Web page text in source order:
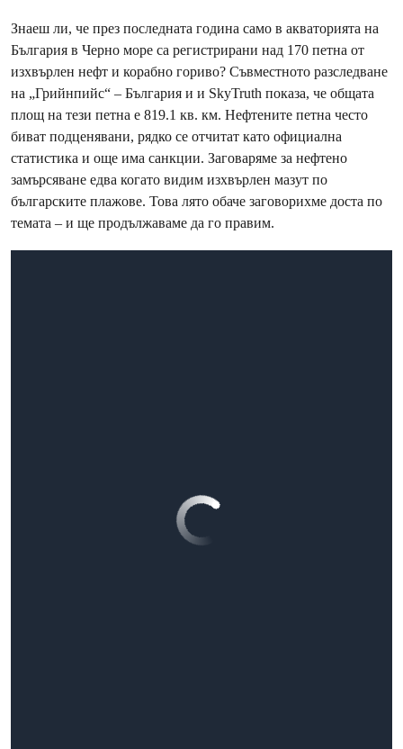
Знаеш ли, че през последната година само в акваторията на
България в Черно море са регистрирани над 170 петна от
изхвърлен нефт и корабно гориво? Съвместното разследване
на „Грийнпийс“ – България и и SkyTruth показа, че общата
площ на тези петна е 819.1 кв. км. Нефтените петна често
биват подценявани, рядко се отчитат като официална
статистика и още има санкции. Заговаряме за нефтено
замърсяване едва когато видим изхвърлен мазут по
българските плажове. Това лято обаче заговорихме доста по
темата – и ще продължаваме да го правим.